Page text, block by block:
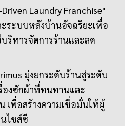
Laundry Franchise"
ะระบบหลังบ้านอัจฉริยะเพื่อ
ริหารจัดการร้านและลด
มุ่งยกระดับร้านสู่ระดับ
องซักผ้าที่ทนทานและ
เพื่อสร้างความเชื่อมั่นให้ผู้
ไชส์ซี